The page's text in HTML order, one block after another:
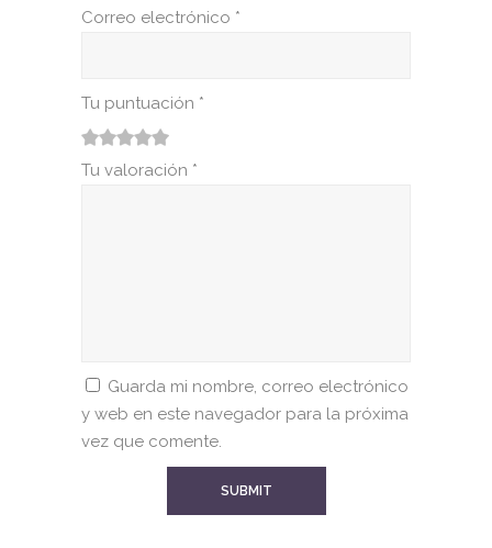
Correo electrónico *
Tu puntuación *
Tu valoración *
Guarda mi nombre, correo electrónico
y web en este navegador para la próxima
vez que comente.